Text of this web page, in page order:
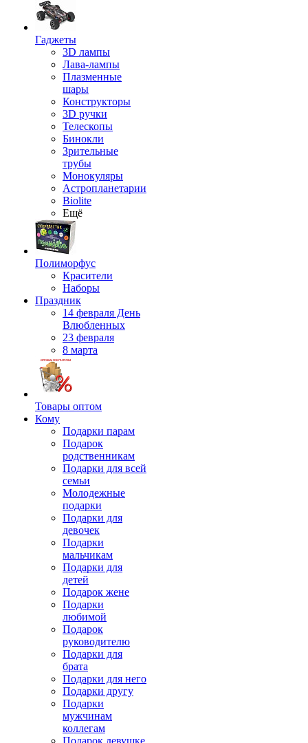
Гаджеты
3D лампы
Лава-лампы
Плазменные
шары
Конструкторы
3D ручки
Телескопы
Бинокли
Зрительные
трубы
Монокуляры
Астропланетарии
Biolite
Ещё
Полиморфус
Красители
Наборы
Праздник
14 февраля День
Влюбленных
23 февраля
8 марта
Товары оптом
Кому
Подарки парам
Подарок
родственникам
Подарки для всей
семьи
Молодежные
подарки
Подарки для
девочек
Подарки
мальчикам
Подарки для
детей
Подарок жене
Подарки
любимой
Подарок
руководителю
Подарки для
брата
Подарки для него
Подарки другу
Подарки
мужчинам
коллегам
Подарок девушке